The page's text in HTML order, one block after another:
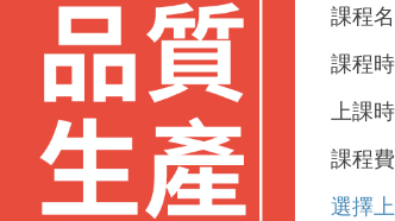
課程
課程
上課
課程
選擇